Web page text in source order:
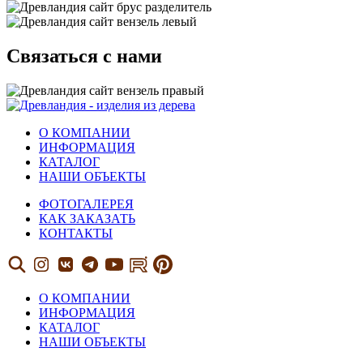
Связаться с нами
О КОМПАНИИ
ИНФОРМАЦИЯ
КАТАЛОГ
НАШИ ОБЪЕКТЫ
ФОТОГАЛЕРЕЯ
КАК ЗАКАЗАТЬ
КОНТАКТЫ
О КОМПАНИИ
ИНФОРМАЦИЯ
КАТАЛОГ
НАШИ ОБЪЕКТЫ